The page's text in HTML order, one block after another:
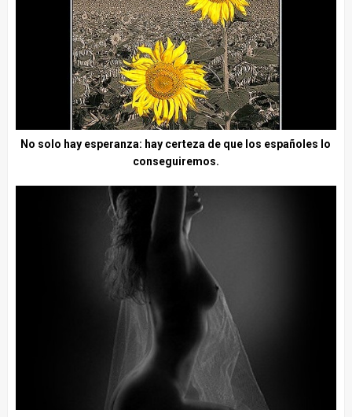
No solo hay esperanza: hay certeza de que los españoles lo
conseguiremos.